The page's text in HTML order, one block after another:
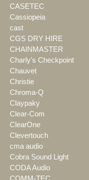
CASETEC
Cassiopeia
cast
CGS DRY HIRE
CHAINMASTER
Charly's Checkpoint
Chauvet
Christie
Chroma-Q
Claypaky
Clear-Com
ClearOne
Clevertouch
cma audio
Cobra Sound Light
CODA Audio